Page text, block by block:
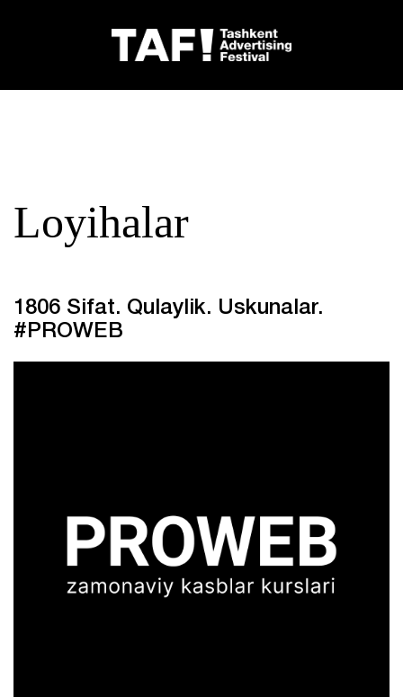
Loyihalar
1806 Sifat. Qulaylik. Uskunalar.
#PROWEB